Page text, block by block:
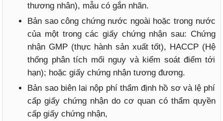
thương nhân), mẫu có gắn nhãn.
Bản sao công chứng nước ngoài hoặc trong nước
của một trong các giấy chứng nhận sau: Chứng
nhận GMP (thực hành sản xuất tốt), HACCP (Hệ
thống phân tích mối nguy và kiểm soát điểm tới
hạn); hoặc giấy chứng nhận tương đương.
Bản sao biên lai nộp phí thẩm định hồ sơ và lệ phí
cấp giấy chứng nhận do cơ quan có thẩm quyền
cấp giấy chứng nhận,